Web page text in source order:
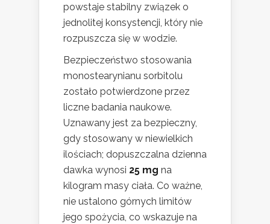
powstaje stabilny związek o
jednolitej konsystencji, który nie
rozpuszcza się w wodzie.
Bezpieczeństwo stosowania
monostearynianu sorbitolu
zostało potwierdzone przez
liczne badania naukowe.
Uznawany jest za bezpieczny,
gdy stosowany w niewielkich
ilościach; dopuszczalna dzienna
dawka wynosi 25 mg na
kilogram masy ciała. Co ważne,
nie ustalono górnych limitów
jego spożycia, co wskazuje na